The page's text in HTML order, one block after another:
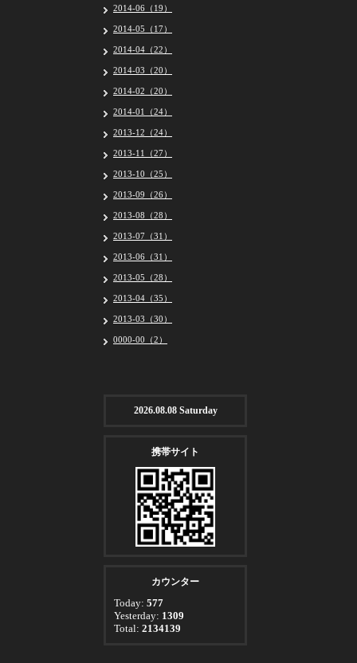
2014-06（19）
2014-05（17）
2014-04（22）
2014-03（20）
2014-02（20）
2014-01（24）
2013-12（24）
2013-11（27）
2013-10（25）
2013-09（26）
2013-08（28）
2013-07（31）
2013-06（31）
2013-05（28）
2013-04（35）
2013-03（30）
0000-00（2）
2026.08.08 Saturday
携帯サイト
カウンター
Today: 577
Yesterday: 1309
Total: 2134139